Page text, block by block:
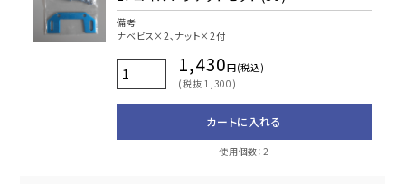
備考
ナベビス×2､ナット×2付
1,430円(税込)
(税抜 1,300)
カートに入れる
使用個数：2